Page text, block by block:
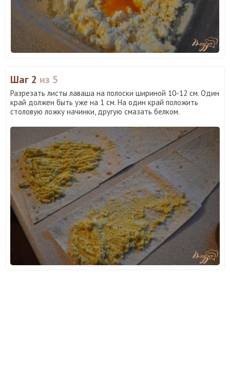
Шаг 2 из 5
Разрезать листы лаваша на полоски шириной 10-12 см. Один
край должен быть уже на 1 см. На один край положить
столовую ложку начинки, другую смазать белком.